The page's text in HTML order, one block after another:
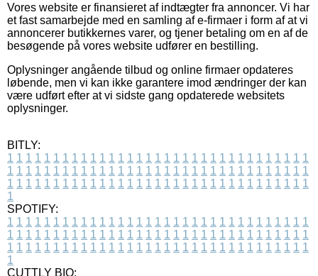
Vores website er finansieret af indtægter fra annoncer. Vi har
et fast samarbejde med en samling af e-firmaer i form af at vi
annoncerer butikkernes varer, og tjener betaling om en af de
besøgende på vores website udfører en bestilling.
Oplysninger angående tilbud og online firmaer opdateres
løbende, men vi kan ikke garantere imod ændringer der kan
være udført efter at vi sidste gang opdaterede websitets
oplysninger.
BITLY:
1 1 1 1 1 1 1 1 1 1 1 1 1 1 1 1 1 1 1 1 1 1 1 1 1 1 1 1 1 1 1 1 1
1 1 1 1 1 1 1 1 1 1 1 1 1 1 1 1 1 1 1 1 1 1 1 1 1 1 1 1 1 1 1 1 1
1 1 1 1 1 1 1 1 1 1 1 1 1 1 1 1 1 1 1 1 1 1 1 1 1 1 1 1 1 1 1 1 1
1
SPOTIFY:
1 1 1 1 1 1 1 1 1 1 1 1 1 1 1 1 1 1 1 1 1 1 1 1 1 1 1 1 1 1 1 1 1
1 1 1 1 1 1 1 1 1 1 1 1 1 1 1 1 1 1 1 1 1 1 1 1 1 1 1 1 1 1 1 1 1
1 1 1 1 1 1 1 1 1 1 1 1 1 1 1 1 1 1 1 1 1 1 1 1 1 1 1 1 1 1 1 1 1
1
CUTTLY BIO: